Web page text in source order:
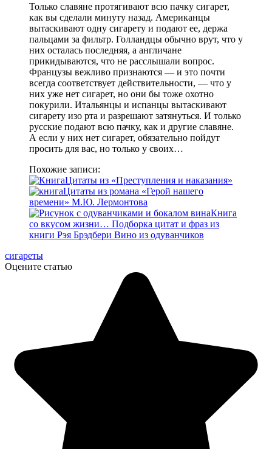
Только славяне протягивают всю пачку сигарет,
как вы сделали минуту назад. Американцы
вытаскивают одну сигарету и подают ее, держа
пальцами за фильтр. Голландцы обычно врут, что у
них осталась последняя, а англичане
прикидываются, что не расслышали вопрос.
Французы вежливо признаются — и это почти
всегда соответствует действительности, — что у
них уже нет сигарет, но они бы тоже охотно
покурили. Итальянцы и испанцы вытаскивают
сигарету изо рта и разрешают затянуться. И только
русские подают всю пачку, как и другие славяне.
А если у них нет сигарет, обязательно пойдут
просить для вас, но только у своих…
Похожие записи:
Цитаты из «Преступления и наказания»
Цитаты из романа «Герой нашего
времени» М.Ю. Лермонтова
Книга
со вкусом жизни… Подборка цитат и фраз из
книги Рэя Брэдбери Вино из одуванчиков
сигареты
Оцените статью